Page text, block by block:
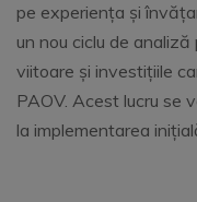
pe experiența și
un nou ciclu de
viitoare și investițiile
PAOV. Acest lucru se
la implementarea